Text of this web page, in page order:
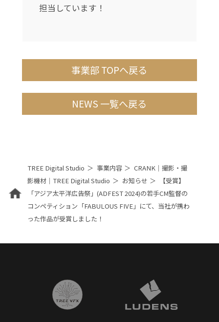
担当しています！
事業部 TOPへ戻る
NEWS 一覧へ戻る
TREE Digital Studio 事業内容
CRANK｜撮影・撮
影機材｜TREE Digital Studio
お知らせ
【受賞】
「アジア太平洋広告祭」(ADFEST 2024)の若手CM監督の
コンペティション「FABULOUS FIVE」にて、当社が携わ
った作品が受賞しました！